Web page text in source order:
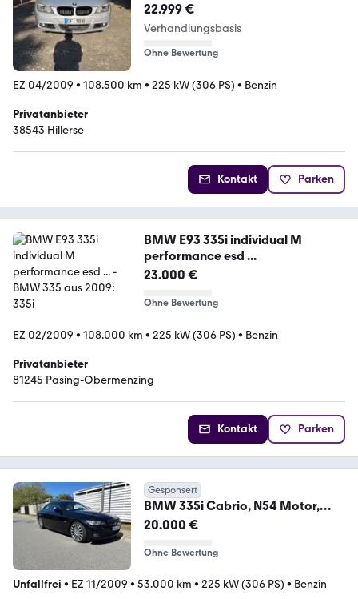
22.999 €
Verhandlungsbasis
Ohne Bewertung
EZ 04/2009 • 108.500 km • 225 kW (306 PS) • Benzin
Privatanbieter
38543 Hillerse
Kontakt Parken
BMW E93 335i individual M
performance esd ...
23.000 €
Ohne Bewertung
EZ 02/2009 • 108.000 km • 225 kW (306 PS) • Benzin
Privatanbieter
81245 Pasing-Obermenzing
Kontakt Parken
Gesponsert
BMW 335i Cabrio, N54 Motor,
DKG, 53000 km, 2.Hd.
20.000 €
Ohne Bewertung
Unfallfrei • EZ 11/2009 • 53.000 km • 225 kW (306 PS) • Benzin